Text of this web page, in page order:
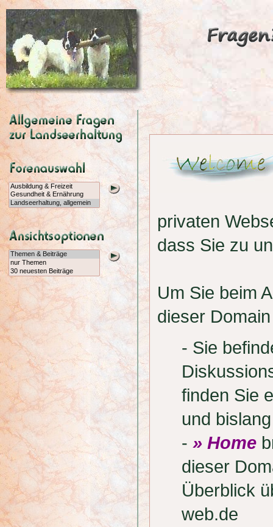
privaten
dass Sie zu
Um Sie beim
dieser
- Sie
finden Sie
und
- » Home
dieser
Überblick
web.de